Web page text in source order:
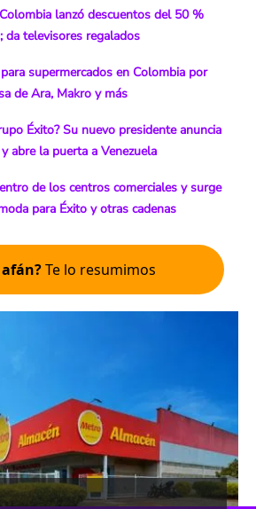
lanzó descuentos del 50 %
da televisores regalados
supermercados en Colombia por
de Ara, Makro y más
Éxito? Su nuevo presidente anuncia
abre la puerta a Venezuela
de los centros comerciales y surge
para Éxito y otras cadenas
afán?Te lo resumimos